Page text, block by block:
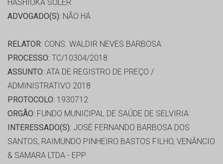
HASHIOKA SOLER
ADVOGADO(S): NÃO HÁ
RELATOR: CONS. WALDIR NEVES BARBOSA
PROCESSO: TC/10304/2018
ASSUNTO: ATA DE REGISTRO DE PREÇO /
ADMINISTRATIVO 2018
PROTOCOLO: 1930712
ORGÃO: FUNDO MUNICIPAL DE SAÚDE DE SELVIRIA
INTERESSADO(S): JOSÉ FERNANDO BARBOSA DOS
SANTOS, RAIMUNDO PINHEIRO BASTOS FILHO, VENÂNCIO
& SAMARA LTDA - EPP